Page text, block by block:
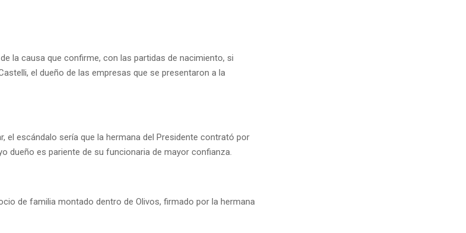
la causa que confirme, con las partidas de nacimiento, si
el dueño de las empresas que se presentaron a la
el escándalo sería que la hermana del Presidente contrató por
dueño es pariente de su funcionaria de mayor confianza.
de familia montado dentro de Olivos, firmado por la hermana